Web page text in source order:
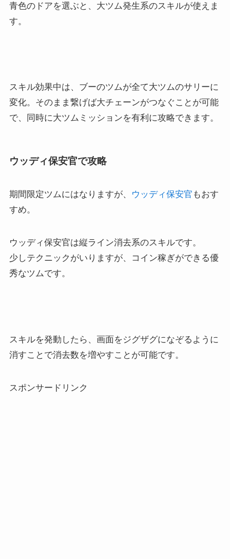
青色のドアを選ぶと、大ツム発生系のスキルが使えま
す。
スキル効果中は、ブーのツムが全て大ツムのサリーに
変化。そのまま繋げば大チェーンがつなぐことが可能
で、同時に大ツムミッションを有利に攻略できます。
ウッディ保安官で攻略
期間限定ツムにはなりますが、 ウッディ保安官 もおす
すめ。
ウッディ保安官は縦ライン消去系のスキルです。
少しテクニックがいりますが、コイン稼ぎができる優
秀なツムです。
スキルを発動したら、画面をジグザグになぞるように
消すことで消去数を増やすことが可能です。
スポンサードリンク